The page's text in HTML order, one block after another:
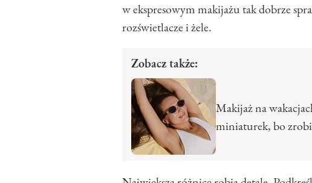
w ekspresowym makijażu tak dobrze
rozświetlacze i żele.
Zobacz także:
Makijaż na
miniaturek, bo